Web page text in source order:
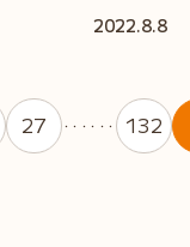
2022.8.8
27 ・・・・・・ 132